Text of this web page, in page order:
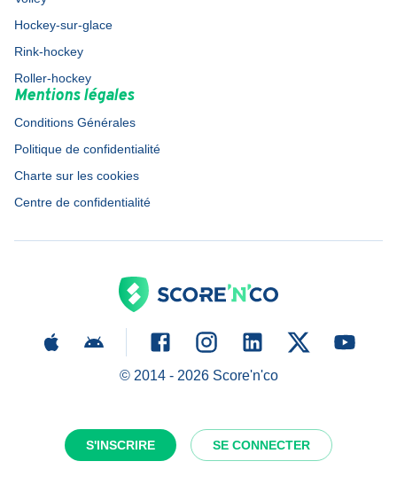
S'INSCRIRE SE CONNECTER
Hockey-sur-glace
Rink-hockey
Roller-hockey
Mentions légales
Conditions Générales
Politique de confidentialité
Charte sur les cookies
Centre de confidentialité
© 2014 - 2026Score'n'co